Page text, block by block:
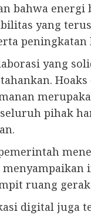
bahwa
yang
peningkatan
yang
pihak
ruang
digital juga